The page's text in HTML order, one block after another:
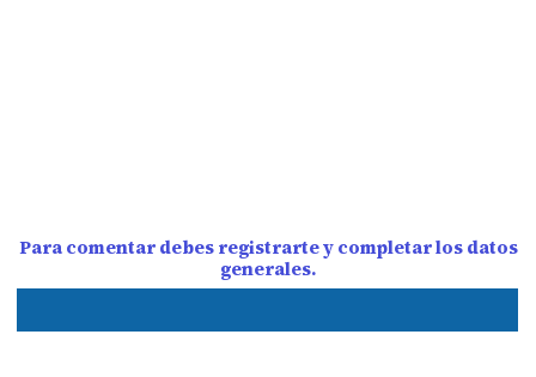
Para comentar debes registrarte y completar los datos
generales.